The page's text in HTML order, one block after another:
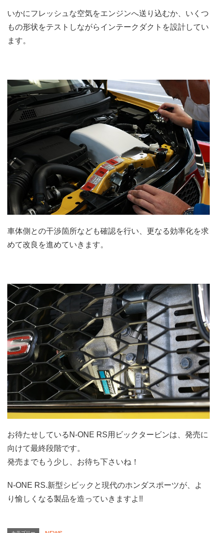
いかにフレッシュな空気をエンジンへ送り込むか、いくつ
もの形状をテストしながらインテークダクトを設計してい
ます。
車体側との干渉箇所なども確認を行い、更なる効率化を求
めて改良を進めていきます。
お待たせしているN-ONE RS用ビックタービンは、発売に
向けて最終段階です。
発売までもう少し、お待ち下さいね！
N-ONE RS.新型シビックと現代のホンダスポーツが、よ
り愉しくなる製品を造っていきますよ!!